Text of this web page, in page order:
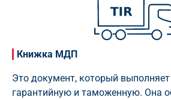
Книжка МДП
Это документ, который
гарантийную и таможенную. Она